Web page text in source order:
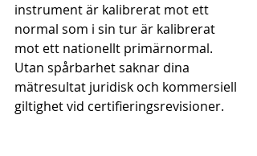
instrument är kalibrerat mot ett
normal som i sin tur är kalibrerat
mot ett nationellt primärnormal.
Utan spårbarhet saknar dina
mätresultat juridisk och kommersiell
giltighet vid certifieringsrevisioner.